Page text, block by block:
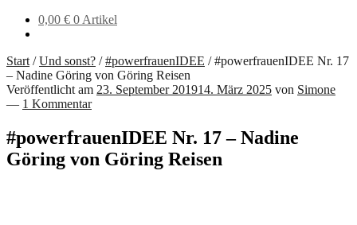
0,00 € 0 Artikel
Start /Und sonst? /#powerfrauenIDEE /#powerfrauenIDEE Nr. 17
– Nadine Göring von Göring Reisen
Veröffentlicht am 23. September 201914. März 2025 von Simone
— 1 Kommentar
#powerfrauenIDEE Nr. 17 – Nadine
Göring von Göring Reisen